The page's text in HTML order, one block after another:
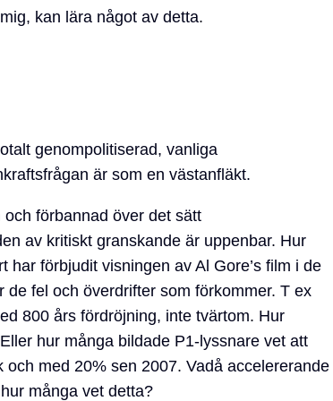
kan lära något av detta.
genompolitiserad, vanliga
är som en västanfläkt.
förbannad över det sätt
av kritiskt granskande är uppenbar. Hur
förbjudit visningen av Al Gore’s film i de
fel och överdrifter som förkommer. T ex
800 års fördröjning, inte tvärtom. Hur
hur många bildade P1-lyssnare vet att
med 20% sen 2007. Vadå accelererande
många vet detta?